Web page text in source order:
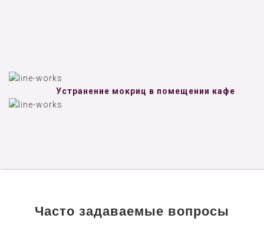
Устранение мокриц в помещении кафе
Часто задаваемые вопросы